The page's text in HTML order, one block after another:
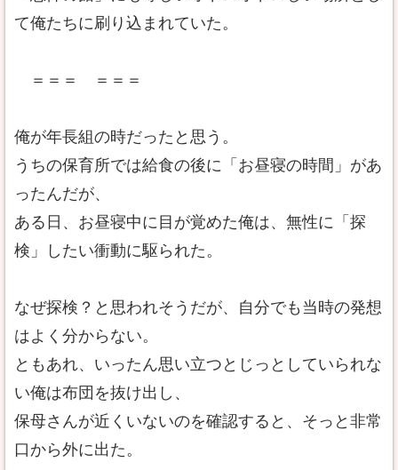
て俺たちに刷り込まれていた。
＝＝＝ ＝＝＝
俺が年長組の時だったと思う。
うちの保育所では給食の後に「お昼寝の時間」があ
ったんだが、
ある日、お昼寝中に目が覚めた俺は、無性に「探
検」したい衝動に駆られた。
なぜ探検？と思われそうだが、自分でも当時の発想
はよく分からない。
ともあれ、いったん思い立つとじっとしていられな
い俺は布団を抜け出し、
保母さんが近くいないのを確認すると、そっと非常
口から外に出た。